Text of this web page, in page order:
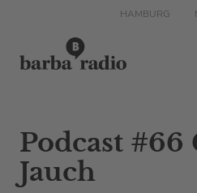
HAMBURG
Podcast
Jauch